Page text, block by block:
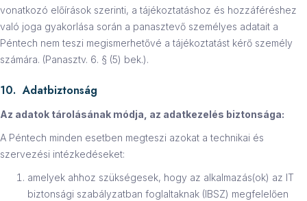
vonatkozó előírások szerinti, a tájékoztatáshoz és hozzáféréshez
való joga gyakorlása során a panasztevő személyes adatait a
Péntech nem teszi megismerhetővé a tájékoztatást kérő személy
számára. (Panasztv. 6. § (5) bek.).
10. Adatbiztonság
Az adatok tárolásának módja, az adatkezelés biztonsága:
A Péntech minden esetben megteszi azokat a technikai és
szervezési intézkedéseket:
amelyek ahhoz szükségesek, hogy az alkalmazás(ok) az IT
biztonsági szabályzatban foglaltaknak (IBSZ) megfelelően